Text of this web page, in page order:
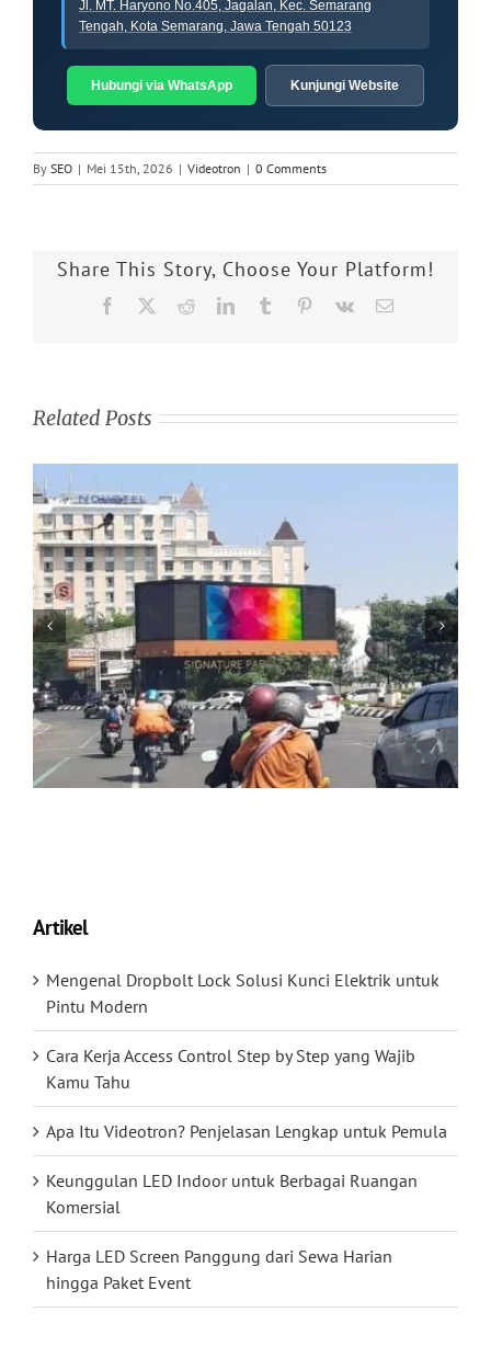
Jl. MT. Haryono No.405, Jagalan, Kec. Semarang
Tengah, Kota Semarang, Jawa Tengah 50123
Hubungi via WhatsApp Kunjungi Website
By SEO | Mei 15th, 2026 | Videotron | 0 Comments
Share This Story, Choose Your Platform!
Facebook RedditLinkedInTumblr Pinterest
Vk Email
Related Posts
Artikel
Mengenal Dropbolt Lock Solusi Kunci Elektrik untuk
Pintu Modern
Cara Kerja Access Control Step by Step yang Wajib
Kamu Tahu
Apa Itu Videotron? Penjelasan Lengkap untuk Pemula
Keunggulan LED Indoor untuk Berbagai Ruangan
Komersial
Harga LED Screen Panggung dari Sewa Harian
hingga Paket Event